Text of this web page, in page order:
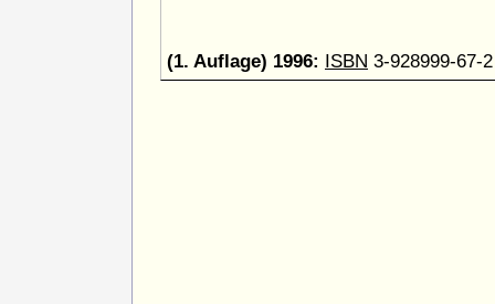
(1. Auflage) 1996: ISBN 3-928999-67-2